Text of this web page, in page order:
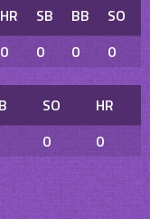
HR SB BB SO
0 0 0 0
SO
HR
0 0